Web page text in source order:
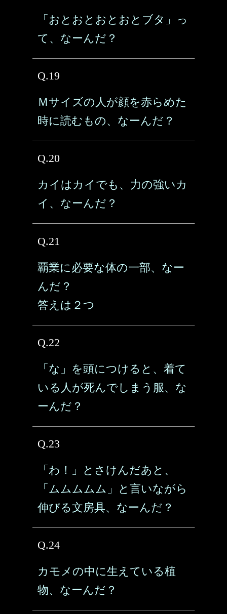
「おとおとおとおとブタ」っ
て、なーんだ？
Q.19
Ｍサイズの人が顔を赤らめた
時に読むもの、なーんだ？
Q.20
カイはカイでも、力の強いカ
イ、なーんだ？
Q.21
覇業に必要な体の一部、なー
んだ？
答えは２つ
Q.22
「な」を頭につけると、着て
いる人が死んでしまう服、な
ーんだ？
Q.23
「わ！」とさけんだあと、
「ムムムムム」と言いながら
伸びる文房具、なーんだ？
Q.24
カモメの中に生えている植
物、なーんだ？